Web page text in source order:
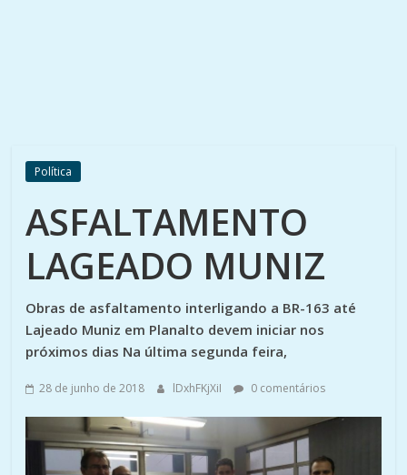
Política
ASFALTAMENTO
LAGEADO MUNIZ
Obras de asfaltamento interligando a BR-163 até
Lajeado Muniz em Planalto devem iniciar nos
próximos dias Na última segunda feira,
28 de junho de 2018 lDxhFKjXiI 0 comentários